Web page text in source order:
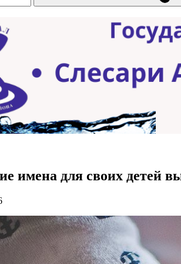
имена для своих детей